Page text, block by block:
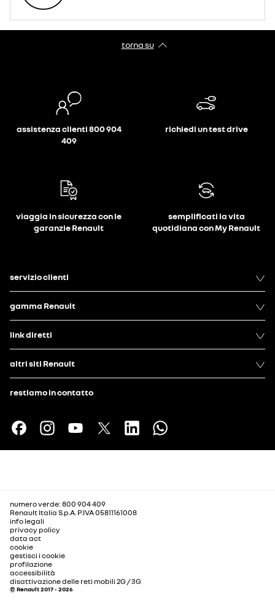
torna su
assistenza clienti 800 904
409
richiedi un test drive
viaggia in sicurezza con le
garanzie Renault
semplificati la vita
quotidiana con My Renault
servizio clienti
gamma Renault
link diretti
altri siti Renault
restiamo in contatto
numero verde: 800 904 409
Renault Italia S.p.A. P.IVA 05811161008
info legali
privacy policy
data act
cookie
gestisci i cookie
profilazione
accessibilità
disattivazione delle reti mobili 2G / 3G
© Renault 2017 - 2026